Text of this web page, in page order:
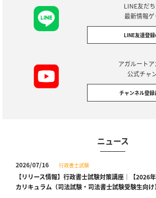
LINE友だ
最新情報ゲ
LINE友達登
アガルート
公式チャ
チャンネル登録
ニュース
2026/07/16 行政書士試験
【リリース情報】行政書士試験対策講座｜【2026
カリキュラム（司法試験・司法書士試験受験生向け）